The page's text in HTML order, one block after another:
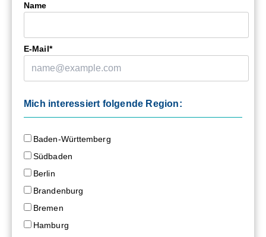
Name
E-Mail*
Mich interessiert folgende Region:
Baden-Württemberg
Südbaden
Berlin
Brandenburg
Bremen
Hamburg